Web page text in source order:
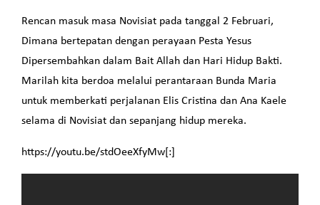
Rencan masuk masa Novisiat pada tanggal 2 Februari,
Dimana bertepatan dengan perayaan Pesta Yesus
Dipersembahkan dalam Bait Allah dan Hari Hidup Bakti.
Marilah kita berdoa melalui perantaraan Bunda Maria
untuk memberkati perjalanan Elis Cristina dan Ana Kaele
selama di Novisiat dan sepanjang hidup mereka.
https://youtu.be/stdOeeXfyMw[:]